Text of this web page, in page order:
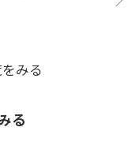
みる
る